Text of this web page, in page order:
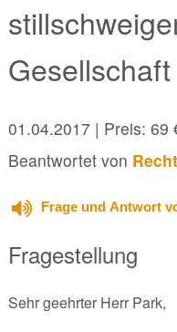
Gesellschaft
01.04.2017| Preis: 69
Beantwortet von
Frage und Antwort
Fragestellung
Sehr geehrter Herr Park,